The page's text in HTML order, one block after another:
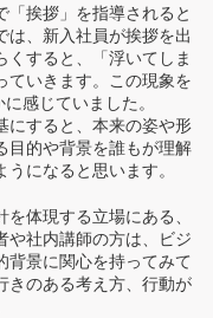
「挨拶」を指導されると
は、新入社員が挨拶を出
すると、「浮いてしま
ていきます。この現象を
感じていました。
にすると、本来の姿や形
目的や背景を誰もが理解
になると思います。
体現する立場にある、
や社内講師の方は、ビジ
背景に関心を持ってみて
きのある考え方、行動が